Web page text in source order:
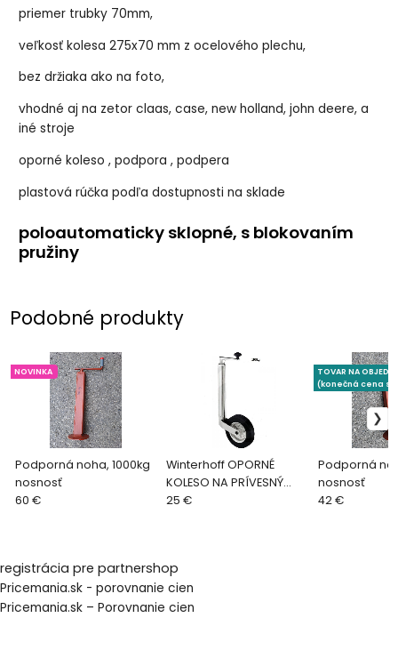
priemer trubky 70mm,
veľkosť kolesa 275x70 mm z ocelového plechu,
bez držiaka ako na foto,
vhodné aj na zetor claas, case, new holland, john deere, a
iné stroje
oporné koleso , podpora , podpera
plastová rúčka podľa dostupnosti na sklade
poloautomaticky sklopné, s blokovaním
pružiny
Podobné produkty
Podporná noha, 1000kg
nosnosť
NOVINKA
60 €
Winterhoff OPORNÉ
KOLESO NA PRÍVESNÝ
VOZÍK 150 KG
25 €
Podporná
nosnosť
TOVAR NA
(konečná cena
42 €
registrácia pre partnershop
Pricemania.sk - porovnanie cien
Pricemania.sk – Porovnanie cien